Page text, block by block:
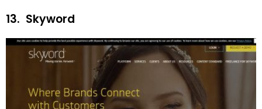
13. Skyword